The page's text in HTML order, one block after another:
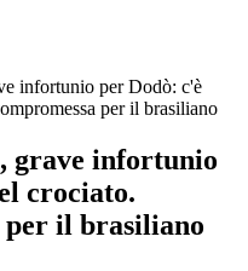
infortunio per Dodò: c'è
per il brasiliano
grave infortunio
crociato.
per il brasiliano